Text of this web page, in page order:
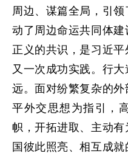
周边、谋篇全局，引
动了周边命运共同体
正义的共识，是习近
又一次成功实践。行
远。面对纷繁复杂的
平外交思想为指引，
帜，开拓进取、主动
国彼此照亮、相互成